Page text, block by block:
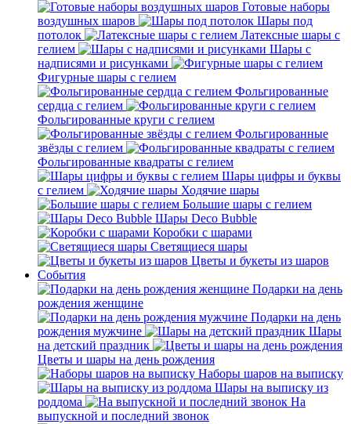
Готовые наборы
воздушных шаров
Шары под
потолок
Латексные шары с
гелием
Шары с
надписями и рисунками
Фигурные шары с гелием
Фольгированные
сердца с гелием
Фольгированные круги с гелием
Фольгированные
звёзды с гелием
Фольгированные квадраты с гелием
Шары цифры и буквы
с гелием
Ходячие шары
Большие шары с гелием
Шары Deco Bubble
Коробки с шарами
Светящиеся шары
Цветы и букеты из шаров
События
Подарки на день
рождения женщине
Подарки на день
рождения мужчине
Шары
на детский праздник
Цветы и шары на день рождения
Наборы шаров на выписку
Шары на выписку из
роддома
На
выпускной и последний звонок